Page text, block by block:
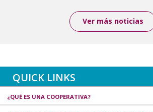
Ver más noticias
QUICK LINKS
¿QUÉ ES UNA COOPERATIVA?